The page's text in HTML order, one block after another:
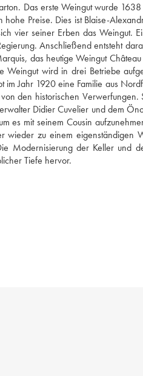
Das erste Weingut wurde
Preise. Dies ist Blaise-
vier seiner Erben das Weingut.
Anschließend entsteht
das heutige Weingut
wird in drei Betriebe
Jahr 1920 eine Familie aus
den historischen
Didier Cuvelier und dem
es mit seinem Cousin
zu einem eigenständigen
Modernisierung der Keller und
Tiefe hervor.